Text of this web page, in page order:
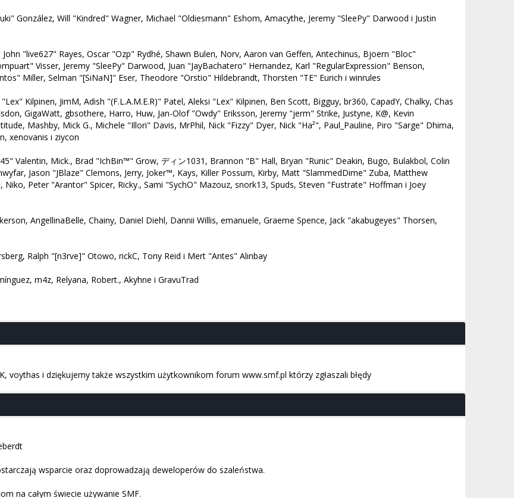
González, Will "Kindred" Wagner, Michael "Oldiesmann" Eshom, Amacythe, Jeremy "SleePy" Darwood i Justin
"live627" Rayes, Oscar "Ozp" Rydhé, Shawn Bulen, Norv, Aaron van Geffen, Antechinus, Bjoern "Bloc"
Visser, Jeremy "SleePy" Darwood, Juan "JayBachatero" Hernandez, Karl "RegularExpression" Benson,
Miller, Selman "[SiNaN]" Eser, Theodore "Orstio" Hildebrandt, Thorsten "TE" Eurich i winrules
Kilpinen, JimM, Adish "(F.L.A.M.E.R)" Patel, Aleksi "Lex" Kilpinen, Ben Scott, Bigguy, br360, CapadY, Chalky, Chas
GigaWatt, gbsothere, Harro, Huw, Jan-Olof "Owdy" Eriksson, Jeremy "jerm" Strike, Justyne, K@, Kevin
Mashby, Mick G., Michele "Illori" Davis, MrPhil, Nick "Fizzy" Dyer, Nick "Ha²", Paul_Pauline, Piro "Sarge" Dhima,
xenovanis i ziycon
Valentin, Mick., Brad "IchBin™" Grow, ディン1031, Brannon "B" Hall, Bryan "Runic" Deakin, Bugo, Bulakbol, Colin
Jason "JBlaze" Clemons, Jerry, Joker™, Kays, Killer Possum, Kirby, Matt "SlammedDime" Zuba, Matthew
Peter "Arantor" Spicer, Ricky., Sami "SychO" Mazouz, snork13, Spuds, Steven "Fustrate" Hoffman i Joey
AngellinaBelle, Chainy, Daniel Diehl, Dannii Willis, emanuele, Graeme Spence, Jack "akabugeyes" Thorsen,
Ralph "[n3rve]" Otowo, rickC, Tony Reid i Mert "Antes" Alınbay
m4z, Relyana, Robert., Akyhne i GravuTrad
voythas i dziękujemy także wszystkim użytkownikom forum www.smf.pl którzy zgłaszali błędy
wsparcie oraz doprowadzają deweloperów do szaleństwa.
na całym świecie używanie SMF.